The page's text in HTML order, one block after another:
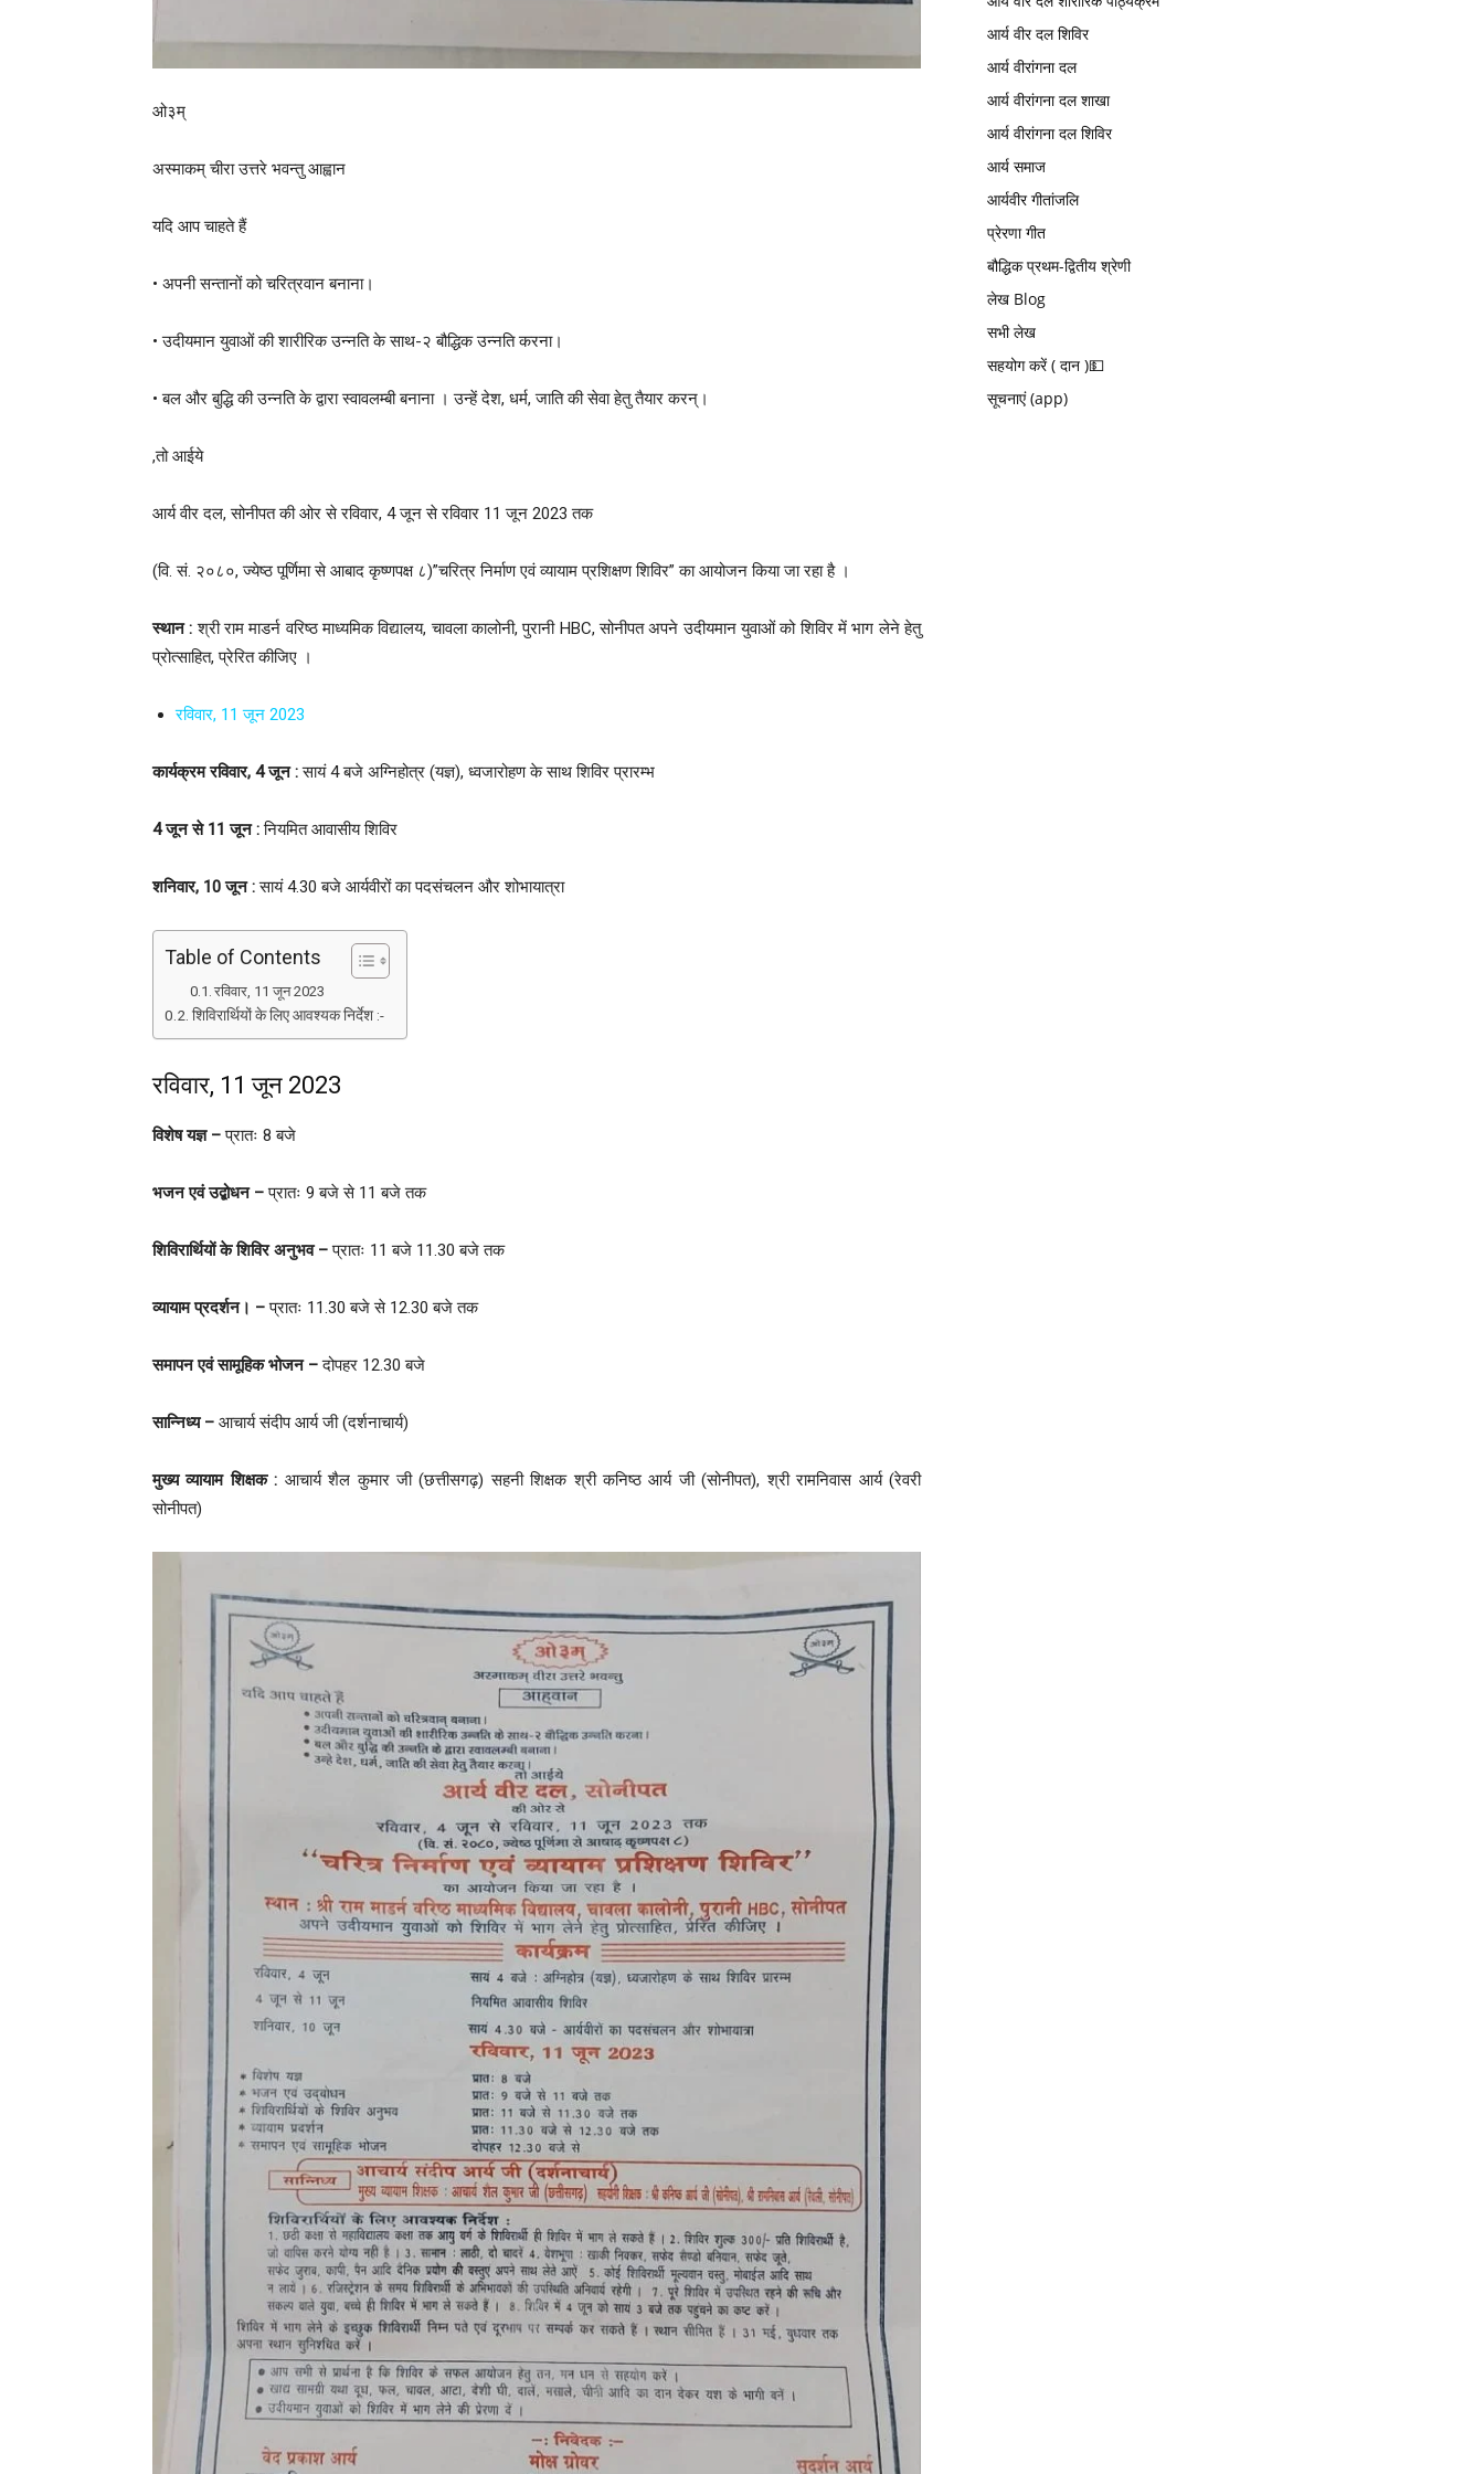
ओ३म्
अस्माकम् चीरा उत्तरे भवन्तु आह्वान
यदि आप चाहते हैं
• अपनी सन्तानों को चरित्रवान बनाना।
• उदीयमान युवाओं की शारीरिक उन्नति के साथ-२ बौद्धिक उन्नति करना।
• बल और बुद्धि की उन्नति के द्वारा स्वावलम्बी बनाना । उन्हें देश, धर्म, जाति की सेवा हेतु तैयार करन्।
,तो आईये
आर्य वीर दल, सोनीपत की ओर से रविवार, 4 जून से रविवार 11 जून 2023 तक
(वि. सं. २०८०, ज्येष्ठ पूर्णिमा से आबाद कृष्णपक्ष ८)”चरित्र निर्माण एवं व्यायाम प्रशिक्षण शिविर” का आयोजन किया जा रहा है ।
स्थान :श्री राम माडर्न वरिष्ठ माध्यमिक विद्यालय, चावला कालोनी, पुरानी HBC, सोनीपत अपने उदीयमान युवाओं को शिविर में भाग लेने हेतु
प्रोत्साहित, प्रेरित कीजिए ।
रविवार, 11 जून 2023
कार्यक्रम रविवार, 4 जून :सायं 4 बजे अग्निहोत्र (यज्ञ), ध्वजारोहण के साथ शिविर प्रारम्भ
4 जून से 11 जून :नियमित आवासीय शिविर
शनिवार, 10 जून :सायं 4.30 बजे आर्यवीरों का पदसंचलन और शोभायात्रा
Table of Contents
रविवार, 11 जून 2023
शिविरार्थियों के लिए आवश्यक निर्देश :-
रविवार, 11 जून 2023
विशेष यज्ञ –प्रातः 8 बजे
भजन एवं उद्बोधन –प्रातः 9 बजे से 11 बजे तक
शिविरार्थियों के शिविर अनुभव –प्रातः 11 बजे 11.30 बजे तक
व्यायाम प्रदर्शन। –प्रातः 11.30 बजे से 12.30 बजे तक
समापन एवं सामूहिक भोजन –दोपहर 12.30 बजे
सान्निध्य – आचार्य संदीप आर्य जी (दर्शनाचार्य)
मुख्य व्यायाम शिक्षक : आचार्य शैल कुमार जी (छत्तीसगढ़) सहनी शिक्षक श्री कनिष्ठ आर्य जी (सोनीपत), श्री रामनिवास आर्य (रेवरी
सोनीपत)
आर्य वीर दल शिविर
आर्य वीरांगना दल
आर्य वीरांगना दल शाखा
आर्य वीरांगना दल शिविर
आर्य समाज
आर्यवीर गीतांजलि
प्रेरणा गीत
बौद्धिक प्रथम-द्वितीय श्रेणी
लेख Blog
सभी लेख
सहयोग करें ( दान )💵
सूचनाएं (app)